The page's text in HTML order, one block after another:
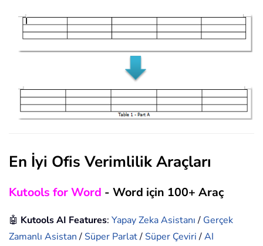
En İyi Ofis Verimlilik Araçları
Kutools for Word - Word için 100+ Araç
🤖 Kutools AI Features: Yapay Zeka Asistanı/ Gerçek
Zamanlı Asistan/ Süper Parlat/ Süper Çeviri/AI